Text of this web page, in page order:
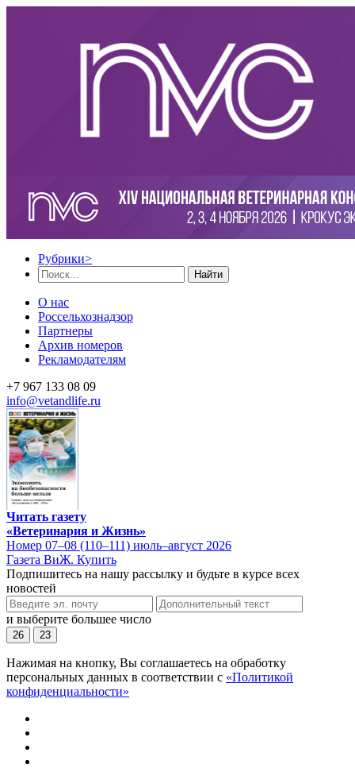
Рубрики>
Найти
О нас
Россельхознадзор
Партнеры
Архив номеров
Рекламодателям
+7 967 133 08 09
info@vetandlife.ru
Читать газету
«Ветеринария и Жизнь»
Номер 07–08 (110–111) июль–август 2026
Газета ВиЖ. Купить
Подпишитесь на нашу рассылку и будьте в курсе всех
новостей
и выберите большее число
26 23
Нажимая на кнопку, Вы соглашаетесь на обработку
персональных данных в соответствии с «Политикой
конфиденциальности»